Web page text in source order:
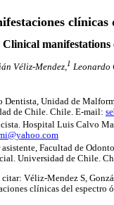
Clinical
Véliz-Mendez,1 Leonardo
Dentista, Unidad de
de Chile. Chile. E-mail:
Hospital Luis Calvo
asistente, Facultad de
Universidad de Chile.
citar: Véliz-Mendez S,
clínicas del espectro